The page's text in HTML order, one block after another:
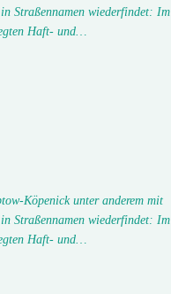
Straßennamen wiederfindet: Im
Haft- und…
Köpenick unter anderem mit
Straßennamen wiederfindet: Im
Haft- und…